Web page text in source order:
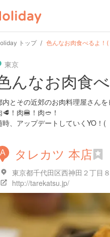
トップ 色んなお肉食べるよ！
東京
んなお肉食
内とその近郊のお肉料理屋さん
🥩！肉🍔！肉🥙！
時、アップデートしていくYO！(
A タレカツ 本店
東京都千代田区西神田２丁目
http://tarekatsu.jp/